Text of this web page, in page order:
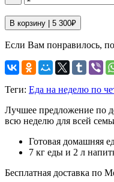
В корзину | 5 300₽
Если Вам понравилось,
Теги: Еда на неделю по
Лучшее предложение по
всю неделю для всей
Готовая домашняя
7 кг еды и 2 л
Бесплатная доставка по